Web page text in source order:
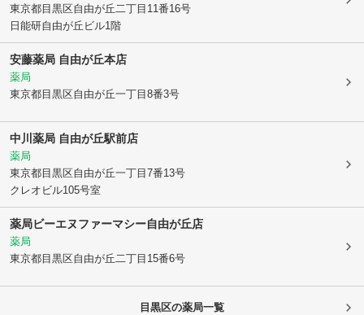
東京都目黒区自由が丘二丁目11番16号
日能研自由が丘ビル1階
安藤薬局 自由が丘本店
薬局
東京都目黒区自由が丘一丁目8番3号
中川薬局 自由が丘駅前店
薬局
東京都目黒区自由が丘一丁目7番13号
クレオビル105号室
薬局ビーエヌファーマシー自由が丘店
薬局
東京都目黒区自由が丘二丁目15番6号
目黒区の薬局一覧